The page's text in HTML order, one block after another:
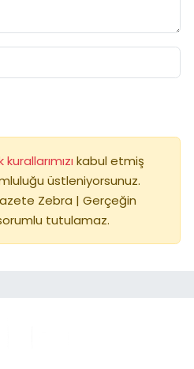
kabul etmiş
üstleniyorsunuz.
Zebra | Gerçeğin
tutulamaz.